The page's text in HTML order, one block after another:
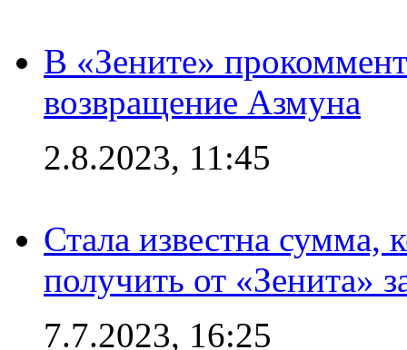
В «Зените»
возвращение Азмуна
2.8.2023, 11:45
Стала известна сумма,
получить от «Зенита»
7.7.2023, 16:25